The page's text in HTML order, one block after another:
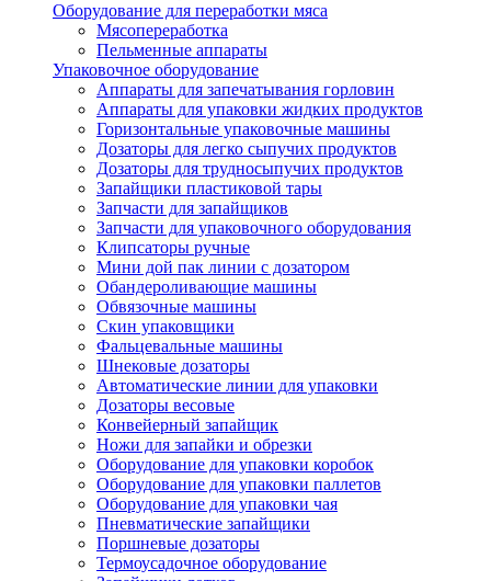
Оборудование для переработки мяса
Мясопереработка
Пельменные аппараты
Упаковочное оборудование
Аппараты для запечатывания горловин
Аппараты для упаковки жидких продуктов
Горизонтальные упаковочные машины
Дозаторы для легко сыпучих продуктов
Дозаторы для трудносыпучих продуктов
Запайщики пластиковой тары
Запчасти для запайщиков
Запчасти для упаковочного оборудования
Клипсаторы ручные
Мини дой пак линии с дозатором
Обандероливающие машины
Обвязочные машины
Скин упаковщики
Фальцевальные машины
Шнековые дозаторы
Автоматические линии для упаковки
Дозаторы весовые
Конвейерный запайщик
Ножи для запайки и обрезки
Оборудование для упаковки коробок
Оборудование для упаковки паллетов
Оборудование для упаковки чая
Пневматические запайщики
Поршневые дозаторы
Термоусадочное оборудование